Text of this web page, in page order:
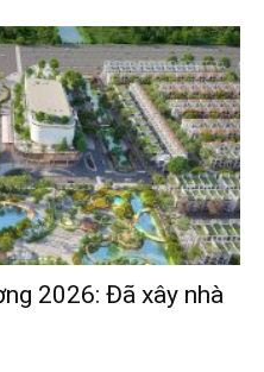
2026: Đã xây nhà